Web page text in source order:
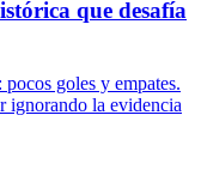
que desafía
goles y empates.
ignorando la evidencia